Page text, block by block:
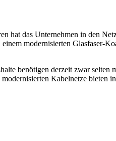
hat das Unternehmen in den
modernisierten Glasfaser-
benötigen derzeit zwar selten
Kabelnetze bieten